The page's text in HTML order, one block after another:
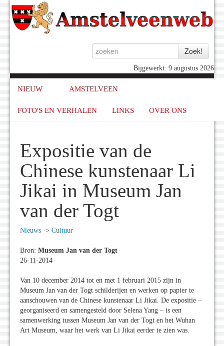
Bijgewerkt: 9 augustus 2026
NIEUW AMSTELVEEN
FOTO'S EN VERHALEN LINKS OVER ONS
Expositie van de
Chinese kunstenaar Li
Jikai in Museum Jan
van der Togt
Nieuws -> Cultuur
Bron: Museum Jan van der Togt
26-11-2014
Van 10 december 2014 tot en met 1 februari 2015 zijn in
Museum Jan van der Togt schilderijen en werken op papier te
aanschouwen van de Chinese kunstenaar Li Jikai. De expositie –
georganiseerd en samengesteld door Selena Yang – is een
samenwerking tussen Museum Jan van der Togt en het Wuhan
Art Museum, waar het werk van Li Jikai eerder te zien was.